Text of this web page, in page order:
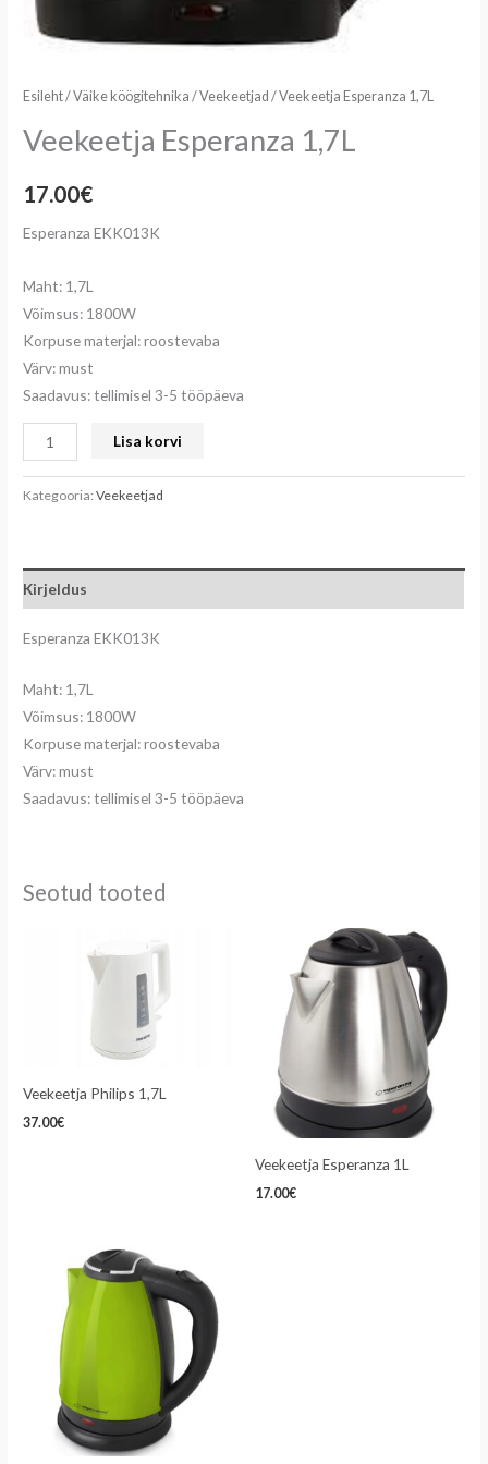
Esileht/Väike köögitehnika /Veekeetjad / Veekeetja Esperanza 1,7L
Veekeetja Esperanza 1,7L
17.00€
Esperanza EKK013K
Maht: 1,7L
Võimsus: 1800W
Korpuse materjal: roostevaba
Värv: must
Saadavus: tellimisel 3-5 tööpäeva
Lisa korvi
Kategooria:Veekeetjad
Kirjeldus
Esperanza EKK013K
Maht: 1,7L
Võimsus: 1800W
Korpuse materjal: roostevaba
Värv: must
Saadavus: tellimisel 3-5 tööpäeva
Seotud tooted
Veekeetja Philips 1,7L
37.00€
Veekeetja Esperanza 1L
17.00€